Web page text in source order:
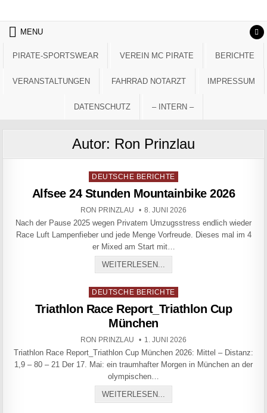
MENU
PIRATE-SPORTSWEAR VEREIN MC PIRATE BERICHTE
VERANSTALTUNGEN FAHRRAD NOTARZT IMPRESSUM
DATENSCHUTZ – INTERN –
Autor: Ron Prinzlau
Posted in
DEUTSCHE BERICHTE
Alfsee 24 Stunden Mountainbike 2026
AUTHOR:
RON PRINZLAU PUBLISHED DATE:
8. JUNI 2026
Nach der Pause 2025 wegen Privatem Umzugsstress endlich wieder
Race Luft Lampenfieber und jede Menge Vorfreude. Dieses mal im 4
er Mixed am Start mit…
WEITERLESEN...
Posted in
DEUTSCHE BERICHTE
Triathlon Race Report_Triathlon Cup
München
AUTHOR:
RON PRINZLAU PUBLISHED DATE:
1. JUNI 2026
Triathlon Race Report_Triathlon Cup München 2026: Mittel – Distanz:
1,9 – 80 – 21 Der 17. Mai: ein traumhafter Morgen in München an der
olympischen…
WEITERLESEN...